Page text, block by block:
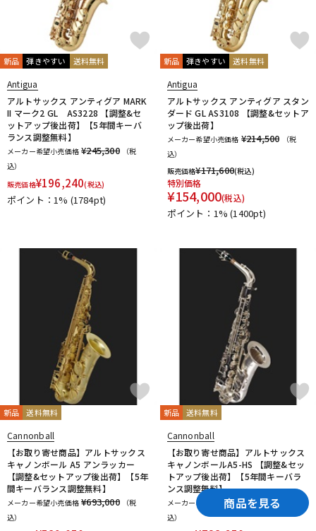
新品 弾きやすい 送料無料
Antigua
アルトサックス アンティグア MARK
II マーク2 GL AS3228 【調整&セ
ットアップ後出荷】【5年間キーバ
ランス調整無料】
メーカー希望小売価格 ¥245,300
（税
込）
販売価格¥196,240(税込)
ポイント：1% (1784pt)
新品 弾きやすい 送料無料
Antigua
アルトサックス アンティグア スタン
ダード GL AS3108 【調整&セットア
ップ後出荷】
メーカー希望小売価格 ¥214,500
（税
込）
販売価格¥171,600(税込)
特別価格
¥154,000(税込)
ポイント：1%(1400pt)
新品 送料無料
Cannonball
【お取り寄せ商品】アルトサックス
キャノンボール A5 アンラッカー
【調整&セットアップ後出荷】【5年
間キーバランス調整無料】
メーカー希望小売価格 ¥693,000
（税
込）
新品 送料無料
Cannonball
【お取り寄せ商品】アルトサックス
キャノンボールA5-HS 【調整&セッ
トアップ後出荷】【5年間キーバラ
ンス調整無料】
メーカー希望小売価格 ¥869,000
込）
商品を見る